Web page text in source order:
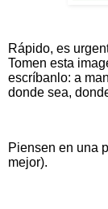
Rápido, es
Tomen esta
escríbanlo: a
donde sea,
Piensen en una
mejor).